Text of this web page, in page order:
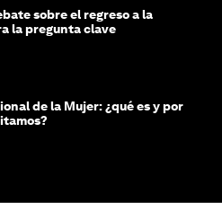
sobre el regreso a la
la pregunta clave
de la Mujer: ¿qué es y por